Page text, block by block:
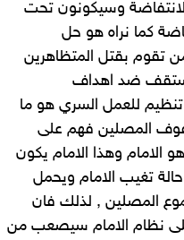
وسيكونون تحت
كما نراه هو حل
تقوم بقتل المتظاهرين
ستقف ضد اهداف
للعمل السري هو ما
المصلين فهم على
وهذا الامام يكون
تغيب الامام ويحمل
المصلين , لذلك فان
نظام الامام سيصعب من